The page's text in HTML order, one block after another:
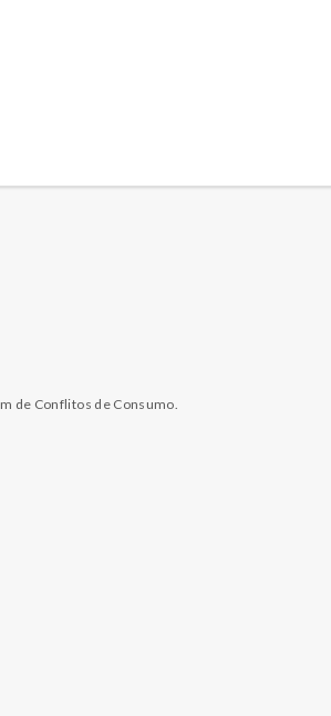
de Conflitos de Consumo.